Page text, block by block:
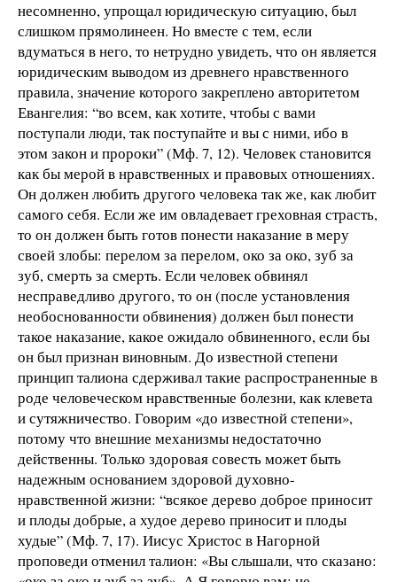
несомненно, упрощал юридическую ситуацию, был
слишком прямолинеен. Но вместе с тем, если
вдуматься в него, то нетрудно увидеть, что он является
юридическим выводом из древнего нравственного
правила, значение которого закреплено авторитетом
Евангелия: “во всем, как хотите, чтобы с вами
поступали люди, так поступайте и вы с ними, ибо в
этом закон и пророки” (Мф. 7, 12). Человек становится
как бы мерой в нравственных и правовых отношениях.
Он должен любить другого человека так же, как любит
самого себя. Если же им овладевает греховная страсть,
то он должен быть готов понести наказание в меру
своей злобы: перелом за перелом, око за око, зуб за
зуб, смерть за смерть. Если человек обвинял
несправедливо другого, то он (после установления
необоснованности обвинения) должен был понести
такое наказание, какое ожидало обвиненного, если бы
он был признан виновным. До известной степени
принцип талиона сдерживал такие распространенные в
роде человеческом нравственные болезни, как клевета
и сутяжничество. Говорим «до известной степени»,
потому что внешние механизмы недостаточно
действенны. Только здоровая совесть может быть
надежным основанием здоровой духовно-
нравственной жизни: “всякое дерево доброе приносит
и плоды добрые, а худое дерево приносит и плоды
худые” (Мф. 7, 17). Иисус Христос в Нагорной
проповеди отменил талион: «Вы слышали, что сказано: